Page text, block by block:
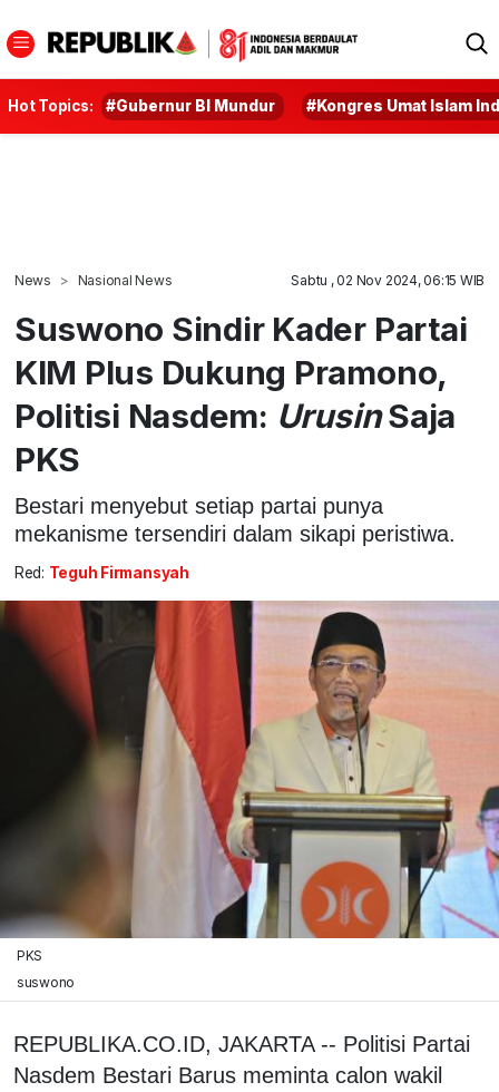
Hot Topics: #Gubernur BI Mundur #Kongres Umat Islam
News Nasional News Sabtu , 02 Nov 2024, 06:15 WIB
Suswono Sindir Kader Partai
KIM Plus Dukung Pramono,
Politisi Nasdem: UrusinSaja
PKS
Bestari menyebut setiap partai punya
mekanisme tersendiri dalam sikapi peristiwa.
Red: Teguh Firmansyah
PKS
suswono
REPUBLIKA.CO.ID, JAKARTA -- Politisi Partai
Nasdem Bestari Barus meminta calon wakil